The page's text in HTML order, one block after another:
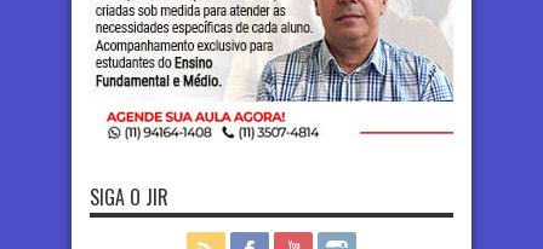
SIGA O JIR